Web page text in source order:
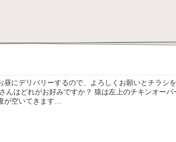
昼にデリバリーするので、よろしくお願いとチラシ
んはどれがお好みですか？ 猿は左上のチキンオーバ
が空いてきます…